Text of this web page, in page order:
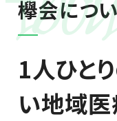
欅会につ
1人ひと
い地域医